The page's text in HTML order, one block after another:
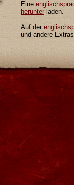
Eine
herunter laden.
Auf der
und andere